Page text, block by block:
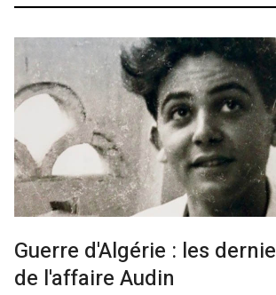
Guerre d'Algérie : les
de l'affaire Audin